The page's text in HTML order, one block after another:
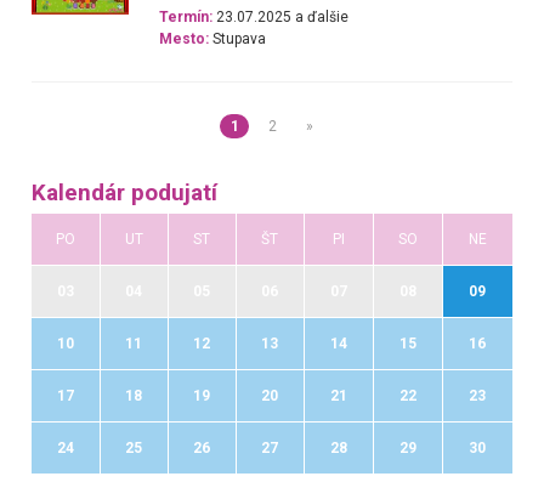
Termín: 23.07.2025 a ďalšie
Mesto: Stupava
1 2 »
Kalendár podujatí
PO UT ST ŠT PI SO NE
09
10 11 12 13 14 15 16
17 18 19 20 21 22 23
24 25 26 27 28 29 30